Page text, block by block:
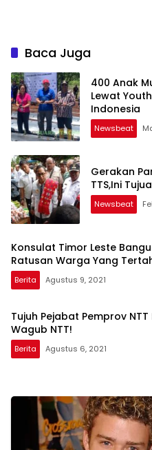
Baca Juga
400 Anak
Lewat
Indonesia
Newsbeat
Gerakan
TTS,Ini
Newsbeat
Konsulat Timor Leste
Ratusan Warga Yang
Berita Agustus 9, 2021
Tujuh Pejabat Pemprov NTT
Wagub NTT!
Berita Agustus 6, 2021